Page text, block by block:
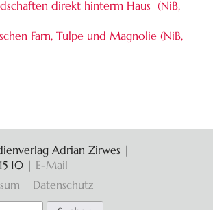
direkt hinterm Haus (NiB,
Farn, Tulpe und Magnolie (NiB,
Adrian Zirwes |
10 | E-Mail
Datenschutz